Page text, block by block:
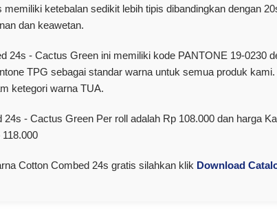
ketebalan sedikit lebih tipis dibandingkan dengan
dan keawetan.
24s - Cactus Green ini memiliki kode PANTONE 19-0230
TPG sebagai standar warna untuk semua produk
ketegori warna TUA.
24s - Cactus Green Per roll adalah Rp 108.000 dan harga
Cotton Combed 24s gratis silahkan klik Download